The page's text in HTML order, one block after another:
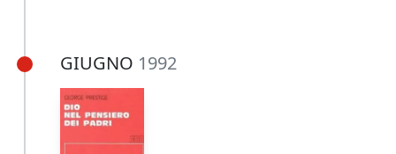
GIUGNO 1992